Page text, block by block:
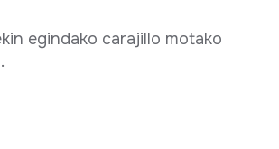
egindako carajillo motako